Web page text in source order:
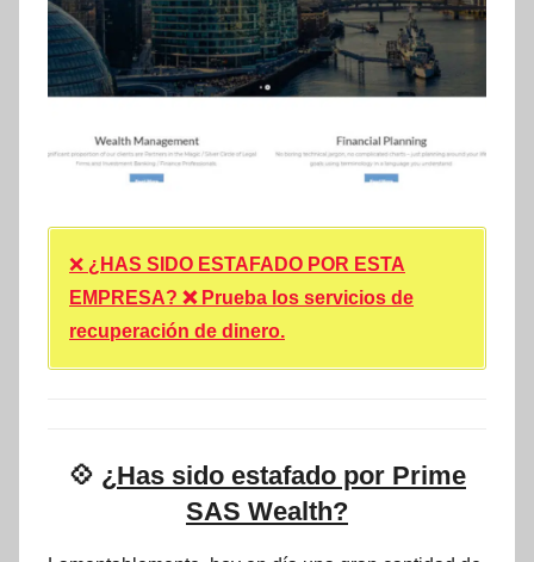
❌ ¿HAS SIDO ESTAFADO POR ESTA
EMPRESA? ❌ Prueba los servicios de
recuperación de dinero.
💠 ¿Has sido estafado por Prime
SAS Wealth?